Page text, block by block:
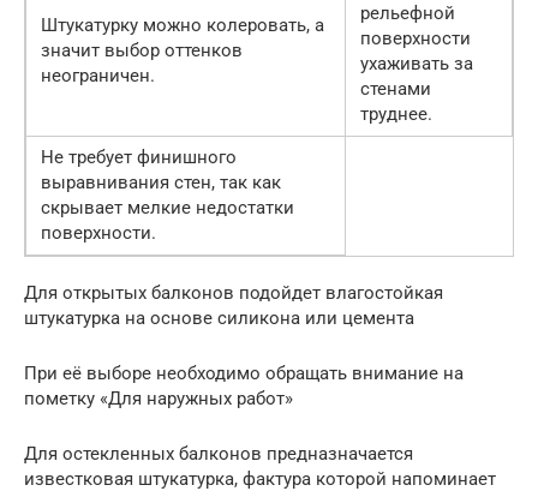
Штукатурку можно колеровать, а
значит выбор оттенков
неограничен.
рельефной
поверхности
ухаживать за
стенами
труднее.
Не требует финишного
выравнивания стен, так как
скрывает мелкие недостатки
поверхности.
Для открытых балконов подойдет влагостойкая
штукатурка на основе силикона или цемента
При её выборе необходимо обращать внимание на
пометку «Для наружных работ»
Для остекленных балконов предназначается
известковая штукатурка, фактура которой напоминает